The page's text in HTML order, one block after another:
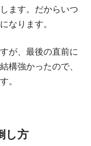
ます。だからいつ
なります。
が、最後の直前に
構強かったので、
。
し方